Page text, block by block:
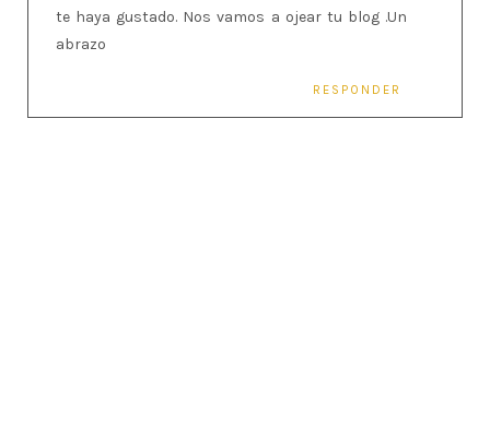
te haya gustado. Nos vamos a ojear tu blog .Un
abrazo
RESPONDER